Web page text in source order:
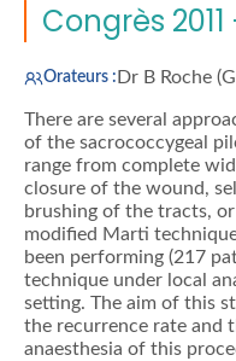
Congrès 2011
Orateurs : Dr B Roche
There are several
of the sacrococcygeal
range from complete
closure of the wound,
brushing of the tracts,
modified Marti
been performing (217
technique under local
setting. The aim of this
the recurrence rate and
anaesthesia of this